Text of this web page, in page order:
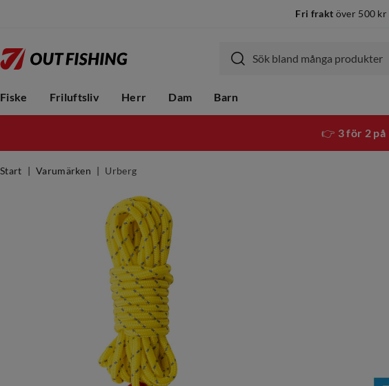
Fri frakt över 500 kr
Fiske Friluftsliv Herr Dam Barn
👉 3 för 2 på
Start Varumärken Urberg